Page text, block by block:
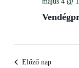
Előző nap